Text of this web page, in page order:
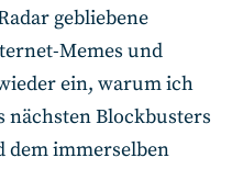
gebliebene
Memes und
ein, warum ich
nächsten Blockbusters
dem immerselben